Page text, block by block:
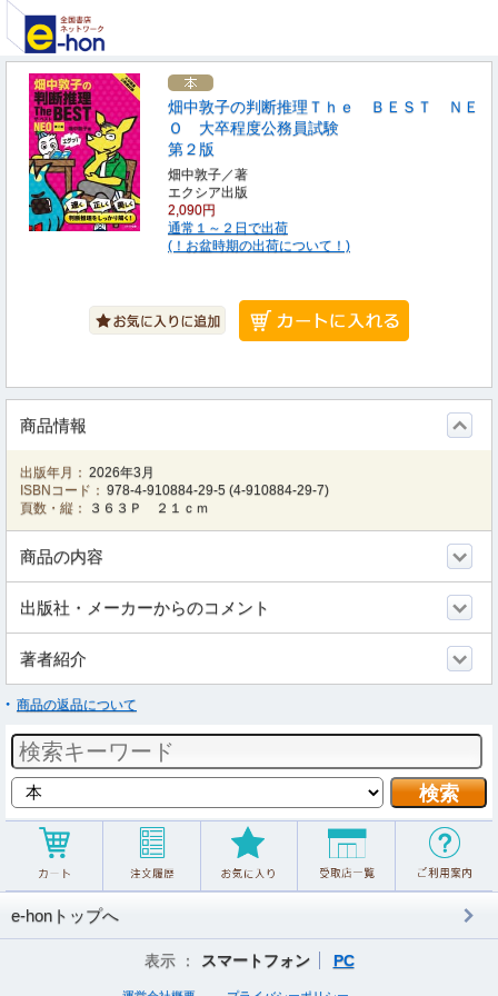
畑中敦子の判断推理Ｔｈｅ ＢＥＳＴ ＮＥ
Ｏ 大卒程度公務員試験
第２版
畑中敦子／著
エクシア出版
2,090円
通常１～２日で出荷
(！お盆時期の出荷について！)
商品情報
出版年月： 2026年3月
ISBNコード： 978-4-910884-29-5 (4-910884-29-7)
頁数・縦：
３６３Ｐ ２１ｃｍ
商品の内容
出版社・メーカーからのコメント
著者紹介
商品の返品について
e-honトップへ
表示 ： スマートフォン PC